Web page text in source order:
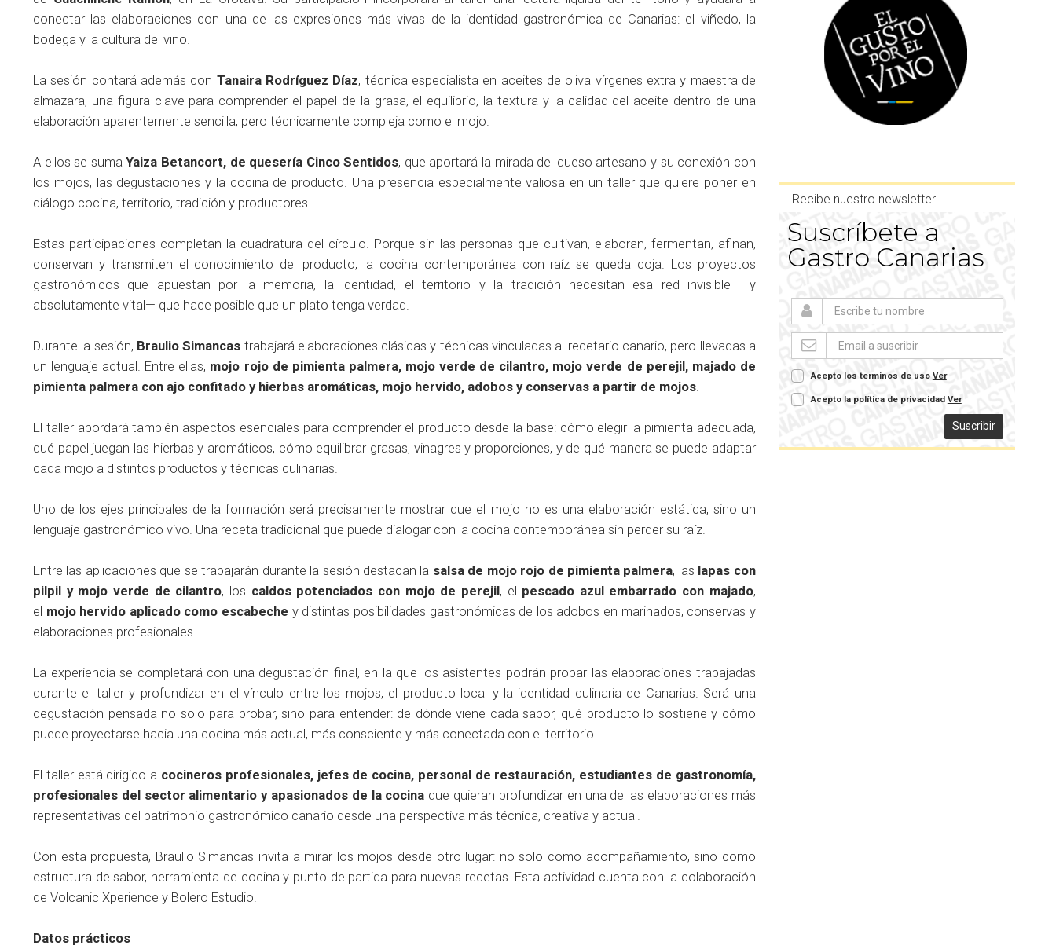
conectar las elaboraciones con una de las expresiones más vivas de la identidad gastronómica de Canarias: el viñedo, la
bodega y la cultura del vino.
La sesión contará además con Tanaira Rodríguez Díaz, técnica especialista en aceites de oliva vírgenes extra y maestra de
almazara, una figura clave para comprender el papel de la grasa, el equilibrio, la textura y la calidad del aceite dentro de una
elaboración aparentemente sencilla, pero técnicamente compleja como el mojo.
A ellos se sumaYaiza Betancort, de quesería Cinco Sentidos, que aportará la mirada del queso artesano y su conexión con
los mojos, las degustaciones y la cocina de producto. Una presencia especialmente valiosa en un taller que quiere poner en
diálogo cocina, territorio, tradición y productores.
Estas participaciones completan la cuadratura del círculo. Porque sin las personas que cultivan, elaboran, fermentan, afinan,
conservan y transmiten el conocimiento del producto, la cocina contemporánea con raíz se queda coja. Los proyectos
gastronómicos que apuestan por la memoria, la identidad, el territorio y la tradición necesitan esa red invisible —y
absolutamente vital— que hace posible que un plato tenga verdad.
Durante la sesión, Braulio Simancas trabajará elaboraciones clásicas y técnicas vinculadas al recetario canario, pero llevadas a
un lenguaje actual. Entre ellas, mojo rojo de pimienta palmera, mojo verde de cilantro, mojo verde de perejil, majado de
pimienta palmera con ajo confitado y hierbas aromáticas, mojo hervido, adobos y conservas a partir de mojos.
El taller abordará también aspectos esenciales para comprender el producto desde la base: cómo elegir la pimienta adecuada,
qué papel juegan las hierbas y aromáticos, cómo equilibrar grasas, vinagres y proporciones, y de qué manera se puede adaptar
cada mojo a distintos productos y técnicas culinarias.
Uno de los ejes principales de la formación será precisamente mostrar que el mojo no es una elaboración estática, sino un
lenguaje gastronómico vivo. Una receta tradicional que puede dialogar con la cocina contemporánea sin perder su raíz.
Entre las aplicaciones que se trabajarán durante la sesión destacan la salsa de mojo rojo de pimienta palmera, las lapas con
pilpil y mojo verde de cilantro, los caldos potenciados con mojo de perejil , el pescado azul embarrado con majado,
el mojo hervido aplicado como escabeche y distintas posibilidades gastronómicas de los adobos en marinados, conservas y
elaboraciones profesionales.
La experiencia se completará con una degustación final, en la que los asistentes podrán probar las elaboraciones trabajadas
durante el taller y profundizar en el vínculo entre los mojos, el producto local y la identidad culinaria de Canarias. Será una
degustación pensada no solo para probar, sino para entender: de dónde viene cada sabor, qué producto lo sostiene y cómo
puede proyectarse hacia una cocina más actual, más consciente y más conectada con el territorio.
El taller está dirigido a cocineros profesionales, jefes de cocina, personal de restauración, estudiantes de gastronomía,
profesionales del sector alimentario y apasionados de la cocina que quieran profundizar en una de las elaboraciones más
representativas del patrimonio gastronómico canario desde una perspectiva más técnica, creativa y actual.
Con esta propuesta, Braulio Simancas invita a mirar los mojos desde otro lugar: no solo como acompañamiento, sino como
estructura de sabor, herramienta de cocina y punto de partida para nuevas recetas. Esta actividad cuenta con la colaboración
de Volcanic Xperience y Bolero Estudio.
Datos prácticos
Recibe nuestro newsletter
Suscríbete a
Gastro Canarias
Acepto los terminos de uso Ver
Acepto la política de privacidad Ver
Suscribir